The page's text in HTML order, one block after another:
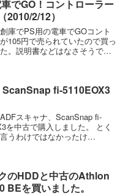
と思い...
でGO！コントローラー
2010/2/12）
庫でPS用の電車でGOコント
105円で売られていたので買っ
。説明書などはなさそうです
買っ...
fi-5110EOX3
スキャナ、ScanSnap fi-
を中古で購入しました。 とく
うわけではなかったけ
のHDDと中古のAthlon
BEを買いました。